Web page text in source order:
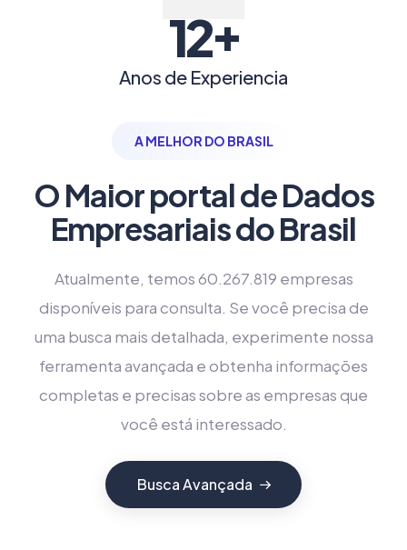
12+
Anos de Experiencia
A MELHOR DO BRASIL
O Maior portal de Dados
Empresariais do Brasil
Atualmente, temos 60.267.819 empresas
disponíveis para consulta. Se você precisa de
uma busca mais detalhada, experimente nossa
ferramenta avançada e obtenha informações
completas e precisas sobre as empresas que
você está interessado.
Busca Avançada